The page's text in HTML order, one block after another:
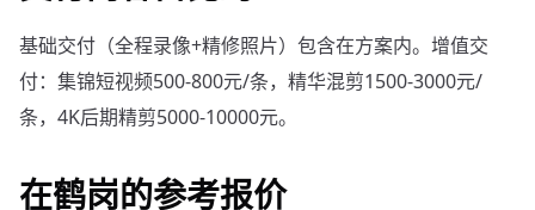
基础交付（全程录像+精修照片）包含在方案内。增值交
付：集锦短视频500-800元/条，精华混剪1500-3000元/
条，4K后期精剪5000-10000元。
在鹤岗的参考报价